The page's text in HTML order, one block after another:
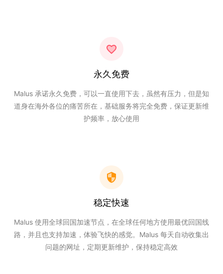
永久免费
Malus 承诺永久免费，可以一直使用下去，虽然有压力，但是知
道身在海外各位的痛苦所在，基础服务将完全免费，保证更新维
护频率，放心使用
稳定快速
Malus 使用全球回国加速节点，在全球任何地方使用最优回国线
路，并且也支持加速，体验飞快的感觉。Malus 每天自动收集出
问题的网址，定期更新维护，保持稳定高效